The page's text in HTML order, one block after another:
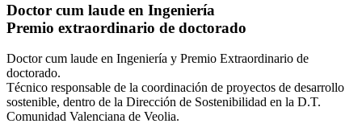
Doctor cum laude en Ingeniería
Premio extraordinario de doctorado
Doctor cum laude en Ingeniería y Premio Extraordinario de
doctorado.
Técnico responsable de la coordinación de proyectos de desarrollo
sostenible, dentro de la Dirección de Sostenibilidad en la D.T.
Comunidad Valenciana de Veolia.